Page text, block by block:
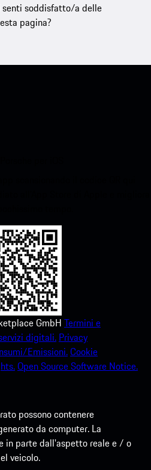
senti soddisfatto/a delle
pagina?
GmbH Termini e
digitali. Privacy
Emissioni.Cookie
Open Source Software Notice.
possono contenere
da computer. La
in parte dall'aspetto reale e / o
veicolo.